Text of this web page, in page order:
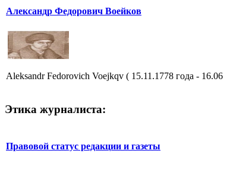
Александр Федорович Воейков
Aleksandr Fedorovich Voejkqv ( 15.11.1778 года - 16.06
Этика журналиста:
Правовой статус редакции и газеты